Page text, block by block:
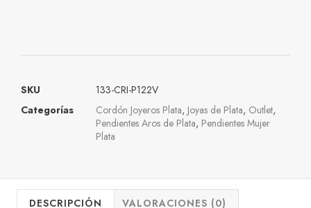
SKU
133-CRI-P122V
Categorías
Cordón Joyeros Plata, Joyas de Plata, Outlet,
Pendientes Aros de Plata, Pendientes Mujer
Plata
DESCRIPCIÓN VALORACIONES (0)